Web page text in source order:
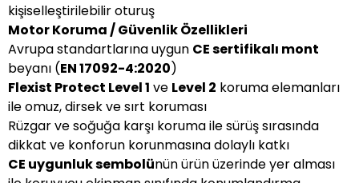
kişiselleştirilebilir oturuş
Motor Koruma / Güvenlik Özellikleri
Avrupa standartlarına uygun CE sertifikalı mont
beyanı (EN 17092-4:2020)
Flexist Protect Level 1 ve Level 2 koruma elemanları
ile omuz, dirsek ve sırt koruması
Rüzgar ve soğuğa karşı koruma ile sürüş sırasında
dikkat ve konforun korunmasına dolaylı katkı
CE uygunluk sembolünün ürün üzerinde yer alması